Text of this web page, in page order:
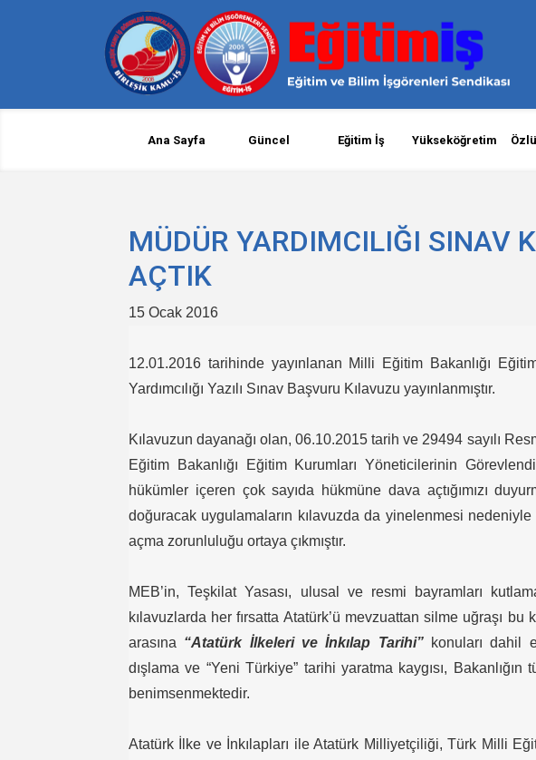
Ana Sayfa Güncel Eğitim İş Yükseköğretim
MÜDÜR YARDIMCILIĞI SINAV
AÇTIK
15 Ocak 2016
12.01.2016 tarihinde yayınlanan Milli Eğitim Bakanlığı
Yardımcılığı Yazılı Sınav Başvuru Kılavuzu yayınlanmıştır.
Kılavuzun dayanağı olan, 06.10.2015 tarih ve 29494 sayılı
Eğitim Bakanlığı Eğitim Kurumları Yöneticilerinin
hükümler içeren çok sayıda hükmüne dava açtığımızı
doğuracak uygulamaların kılavuzda da yinelenmesi
açma zorunluluğu ortaya çıkmıştır.
MEB’in, Teşkilat Yasası, ulusal ve resmi bayramları
kılavuzlarda her fırsatta Atatürk’ü mevzuattan silme uğraşı bu
arasına “Atatürk İlkeleri ve İnkılap Tarihi” konuları dahil
dışlama ve “Yeni Türkiye” tarihi yaratma kaygısı,
benimsenmektedir.
Atatürk İlke ve İnkılapları ile Atatürk Milliyetçiliği, Türk Milli